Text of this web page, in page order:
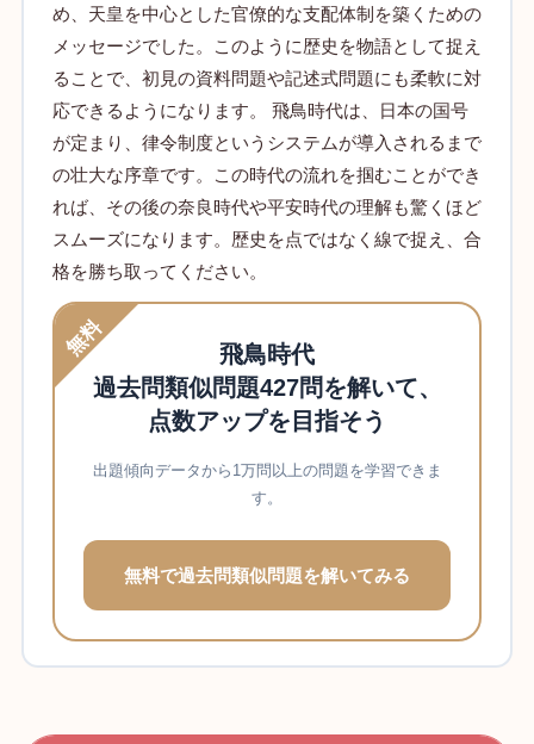
め、天皇を中心とした官僚的な支配体制を築くための
メッセージでした。このように歴史を物語として捉え
ることで、初見の資料問題や記述式問題にも柔軟に対
応できるようになります。 飛鳥時代は、日本の国号
が定まり、律令制度というシステムが導入されるまで
の壮大な序章です。この時代の流れを掴むことができ
れば、その後の奈良時代や平安時代の理解も驚くほど
スムーズになります。歴史を点ではなく線で捉え、合
格を勝ち取ってください。
無料
飛鳥時代
過去問類似問題427問を解いて、
点数アップを目指そう
出題傾向データから1万問以上の問題を学習できま
す。
無料で過去問類似問題を解いてみる